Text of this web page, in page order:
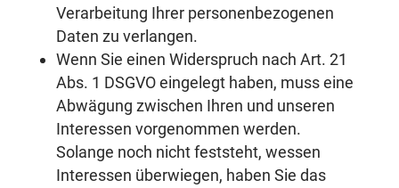
Verarbeitung Ihrer personenbezogenen
Daten zu verlangen.
Wenn Sie einen Widerspruch nach Art. 21
Abs. 1 DSGVO eingelegt haben, muss eine
Abwägung zwischen Ihren und unseren
Interessen vorgenommen werden.
Solange noch nicht feststeht, wessen
Interessen überwiegen, haben Sie das